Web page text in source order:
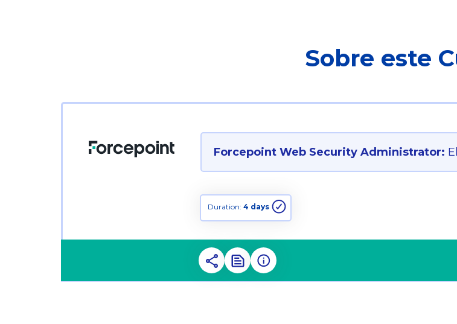
Sobre este
Forcepoint Web Security Administrator:
Duration:4 days